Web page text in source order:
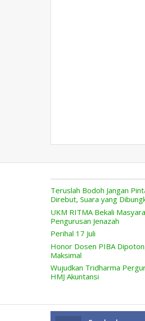
Teruslah Bodoh Jangan
Direbut, Suara yang
UKM RITMA Bekali
Pengurusan Jenazah
Perihal 17 Juli
Honor Dosen PIBA
Maksimal
Wujudkan Tridharma
HMJ Akuntansi